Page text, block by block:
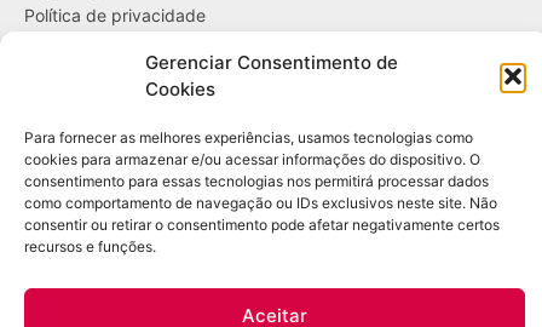
Gerenciar Consentimento de
Cookies
Para fornecer as melhores experiências, usamos tecnologias como
cookies para armazenar e/ou acessar informações do dispositivo. O
consentimento para essas tecnologias nos permitirá processar dados
como comportamento de navegação ou IDs exclusivos neste site. Não
consentir ou retirar o consentimento pode afetar negativamente certos
recursos e funções.
Aceitar
Política de privacidade
Entregas
Trocas e devoluções
Opções de pagamento
Contato
WhatsApp: (21) 98361-1509